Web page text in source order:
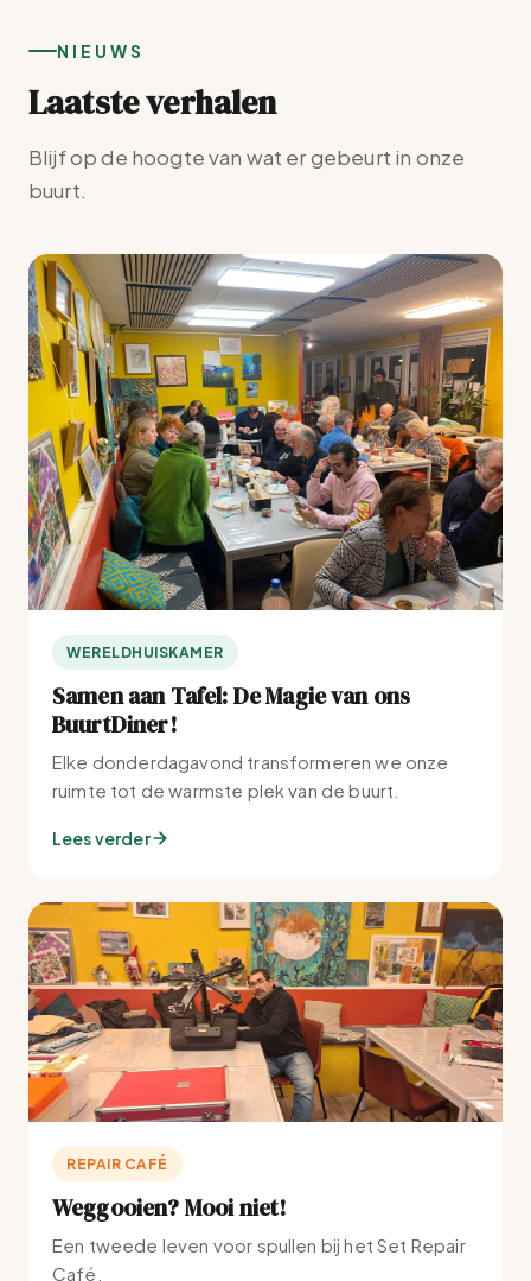
NIEUWS
Laatste verhalen
Blijf op de hoogte van wat er gebeurt in onze
buurt.
WERELDHUISKAMER
Samen aan Tafel: De Magie van ons
BuurtDiner!
Elke donderdagavond transformeren we onze
ruimte tot de warmste plek van de buurt.
Lees verder
REPAIR CAFÉ
Weggooien? Mooi niet!
Een tweede leven voor spullen bij het Set Repair
Café.